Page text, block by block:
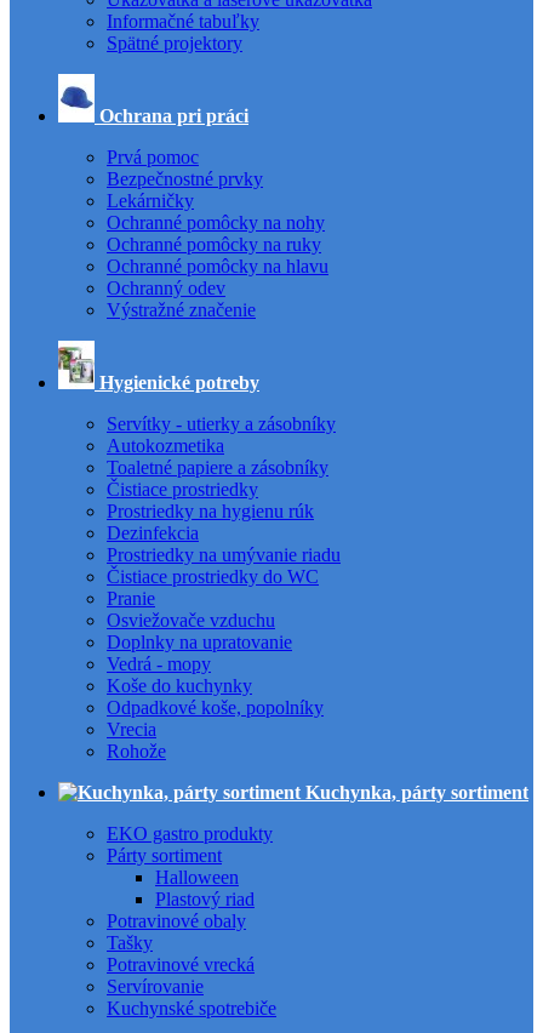
Informačné tabuľky
Spätné projektory
Ochrana pri práci
Prvá pomoc
Bezpečnostné prvky
Lekárničky
Ochranné pomôcky na nohy
Ochranné pomôcky na ruky
Ochranné pomôcky na hlavu
Ochranný odev
Výstražné značenie
Hygienické potreby
Servítky - utierky a zásobníky
Autokozmetika
Toaletné papiere a zásobníky
Čistiace prostriedky
Prostriedky na hygienu rúk
Dezinfekcia
Prostriedky na umývanie riadu
Čistiace prostriedky do WC
Pranie
Osviežovače vzduchu
Doplnky na upratovanie
Vedrá - mopy
Koše do kuchynky
Odpadkové koše, popolníky
Vrecia
Rohože
Kuchynka, párty sortiment
EKO gastro produkty
Párty sortiment
Halloween
Plastový riad
Potravinové obaly
Tašky
Potravinové vrecká
Servírovanie
Kuchynské spotrebiče